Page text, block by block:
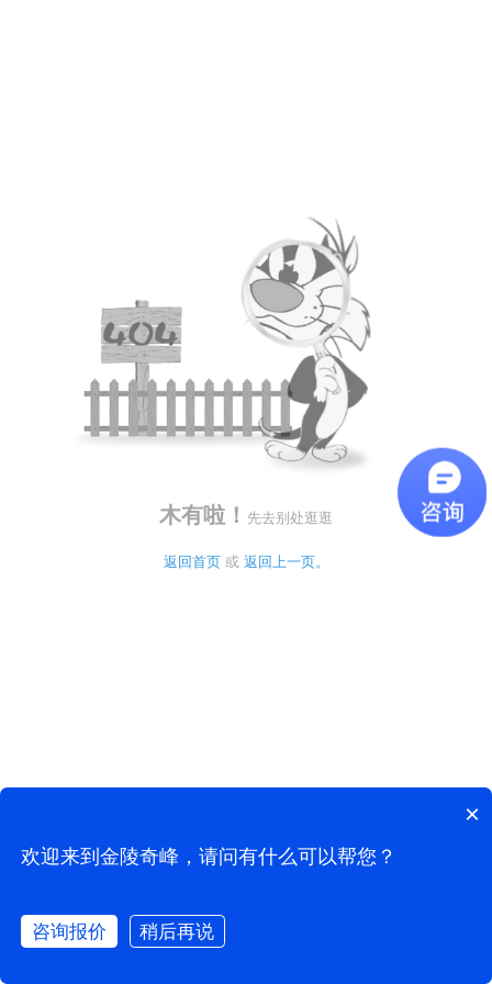
木有啦！ 先去别处逛逛
返回首页 或 返回上一页。
×
欢迎来到金陵奇峰，请问有什么可以帮您？
咨询报价 稍后再说